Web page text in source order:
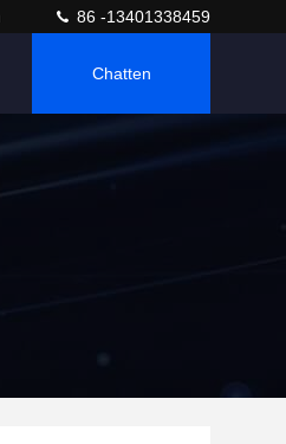
86 -13401338459
Chatten